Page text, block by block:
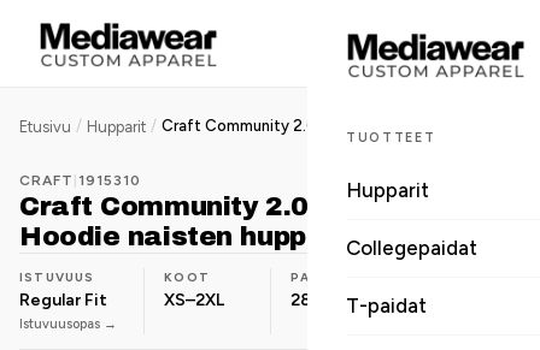
TUOTTEET
Hupparit
Collegepaidat
T-paidat
Etusivu / Hupparit /
CRAFT 1915310
Craft Community 2.0 Function
Hoodie naisten huppari
ISTUVUUS
Regular Fit
Istuvuusopas →
KOOT
XS–2XL
PAINO
280 g/m² Polyesteri